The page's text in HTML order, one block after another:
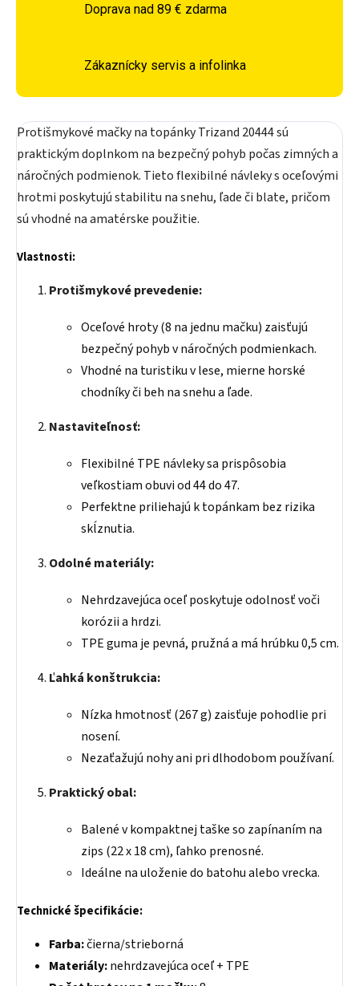
Doprava nad 89 € zdarma
Zákaznícky servis a infolinka
Protišmykové mačky na topánky Trizand 20444 sú
praktickým doplnkom na bezpečný pohyb počas zimných a
náročných podmienok. Tieto flexibilné návleky s oceľovými
hrotmi poskytujú stabilitu na snehu, ľade či blate, pričom
sú vhodné na amatérske použitie.
Vlastnosti:
Protišmykové prevedenie:
Oceľové hroty (8 na jednu mačku) zaisťujú
bezpečný pohyb v náročných podmienkach.
Vhodné na turistiku v lese, mierne horské
chodníky či beh na snehu a ľade.
Nastaviteľnosť:
Flexibilné TPE návleky sa prispôsobia
veľkostiam obuvi od 44 do 47.
Perfektne priliehajú k topánkam bez rizika
skĺznutia.
Odolné materiály:
Nehrdzavejúca oceľ poskytuje odolnosť voči
korózii a hrdzi.
TPE guma je pevná, pružná a má hrúbku 0,5 cm.
Ľahká konštrukcia:
Nízka hmotnosť (267 g) zaisťuje pohodlie pri
nosení.
Nezaťažujú nohy ani pri dlhodobom používaní.
Praktický obal:
Balené v kompaktnej taške so zapínaním na
zips (22 x 18 cm), ľahko prenosné.
Ideálne na uloženie do batohu alebo vrecka.
Technické špecifikácie:
Farba:čierna/strieborná
Materiály:nehrdzavejúca oceľ + TPE